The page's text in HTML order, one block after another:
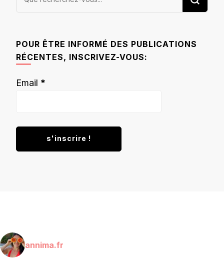
POUR ÊTRE INFORMÉ DES PUBLICATIONS
RÉCENTES, INSCRIVEZ-VOUS:
Email *
annima.fr